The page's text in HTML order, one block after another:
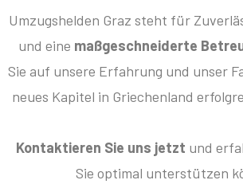
Umzugshelden Graz steht für
und eine maßgeschneiderte
Sie auf unsere Erfahrung und unser
neues Kapitel in Griechenland
Kontaktieren Sie uns jetzt und
Sie optimal unterstützen